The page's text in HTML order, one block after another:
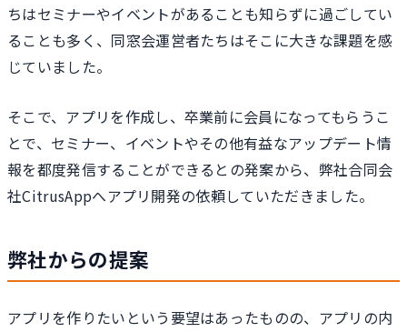
ちはセミナーやイベントがあることも知らずに過ごしてい
ることも多く、同窓会運営者たちはそこに大きな課題を感
じていました。
そこで、アプリを作成し、卒業前に会員になってもらうこ
とで、セミナー、イベントやその他有益なアップデート情
報を都度発信することができるとの発案から、弊社合同会
社CitrusAppへアプリ開発の依頼していただきました。
弊社からの提案
アプリを作りたいという要望はあったものの、アプリの内